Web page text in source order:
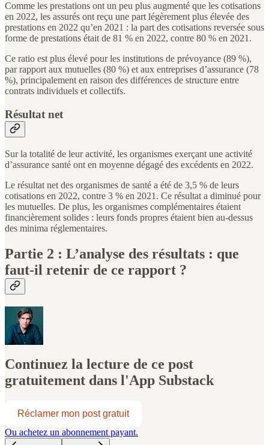
Comme les prestations ont un peu plus augmenté que les cotisations
en 2022, les assurés ont reçu une part légèrement plus élevée des
prestations en 2022 qu’en 2021 : la part des cotisations reversée sous
forme de prestations était de 81 % en 2022, contre 80 % en 2021.
Ce ratio est plus élevé pour les institutions de prévoyance (89 %),
par rapport aux mutuelles (80 %) et aux entreprises d’assurance (78
%), principalement en raison des différences de structure entre
contrats individuels et collectifs.
Résultat net
Sur la totalité de leur activité, les organismes exerçant une activité
d’assurance santé ont en moyenne dégagé des excédents en 2022.
Le résultat net des organismes de santé a été de 3,5 % de leurs
cotisations en 2022, contre 3 % en 2021. Ce résultat a diminué pour
les mutuelles. De plus, les organismes complémentaires étaient
financièrement solides : leurs fonds propres étaient bien au-dessus
des minima réglementaires.
Partie 2 : L’analyse des résultats : que
faut-il retenir de ce rapport ?
Continuez la lecture de ce post
gratuitement dans l'App Substack
Réclamer mon post gratuit
Ou achetez un abonnement payant.